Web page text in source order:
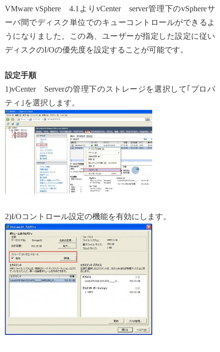
VMware vSphere 4.1よりvCenter server管理下のvSphereサ
ーバ間でディスク単位でのキューコントロールができるよ
うになりました。この為、ユーザーが指定した設定に従い
ディスクのI/Oの優先度を設定することが可能です。
設定手順
1)vCenter Serverの管理下のストレージを選択して｢プロパ
ティ｣を選択します。
2)I/Oコントロール設定の機能を有効にします。